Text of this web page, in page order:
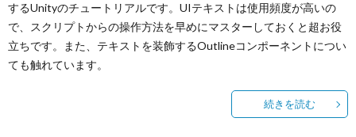
するUnityのチュートリアルです。UIテキストは使用頻度が高いの
で、スクリプトからの操作方法を早めにマスターしておくと超お役
立ちです。また、テキストを装飾するOutlineコンポーネントについ
ても触れています。
続きを読む